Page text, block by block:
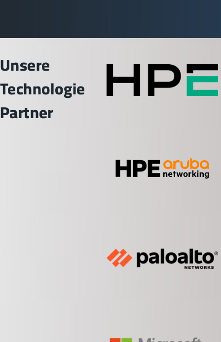
Unsere
Technologie
Partner